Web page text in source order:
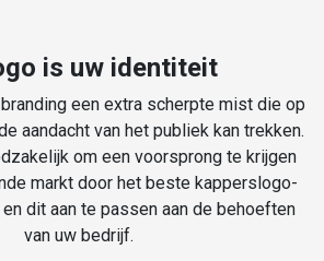
is uw identiteit
een extra scherpte mist die op
aandacht van het publiek kan trekken.
om een voorsprong te krijgen
markt door het beste kapperslogo-
dit aan te passen aan de behoeften
van uw bedrijf.